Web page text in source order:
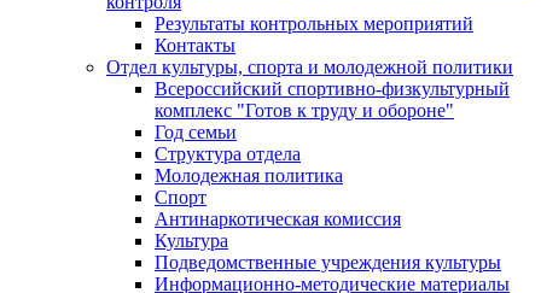
Результаты контрольных мероприятий
Контакты
Отдел культуры, спорта и молодежной политики
Всероссийский спортивно-физкультурный
комплекс "Готов к труду и обороне"
Год семьи
Структура отдела
Молодежная политика
Спорт
Антинаркотическая комиссия
Культура
Подведомственные учреждения культуры
Информационно-методические материалы